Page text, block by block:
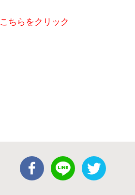
こちらをクリック